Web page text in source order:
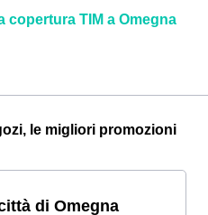
copertura TIM a Omegna
le migliori promozioni
di Omegna